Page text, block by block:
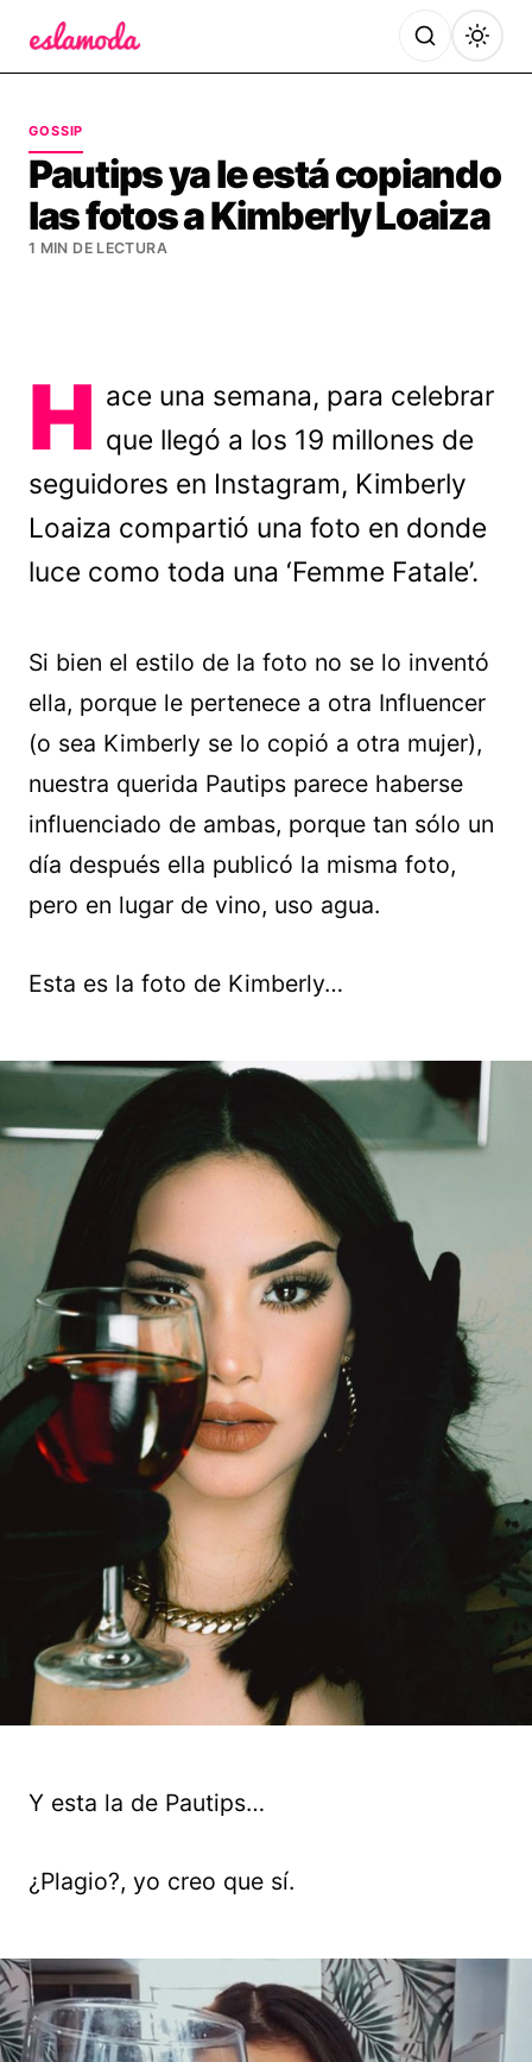
GOSSIP
Pautips ya le está copiando
las fotos a Kimberly Loaiza
1 MIN DE LECTURA
H ace una semana, para celebrar
que llegó a los 19 millones de
seguidores en Instagram, Kimberly
Loaiza compartió una foto en donde
luce como toda una ‘Femme Fatale’.
Si bien el estilo de la foto no se lo inventó
ella, porque le pertenece a otra Influencer
(o sea Kimberly se lo copió a otra mujer),
nuestra querida Pautips parece haberse
influenciado de ambas, porque tan sólo un
día después ella publicó la misma foto,
pero en lugar de vino, uso agua.
Esta es la foto de Kimberly…
Y esta la de Pautips…
¿Plagio?, yo creo que sí.